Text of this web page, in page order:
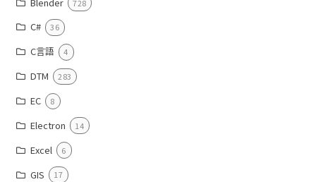
728
C# 36
C言語 4
DTM 283
EC 8
Electron 14
Excel 6
GIS 17